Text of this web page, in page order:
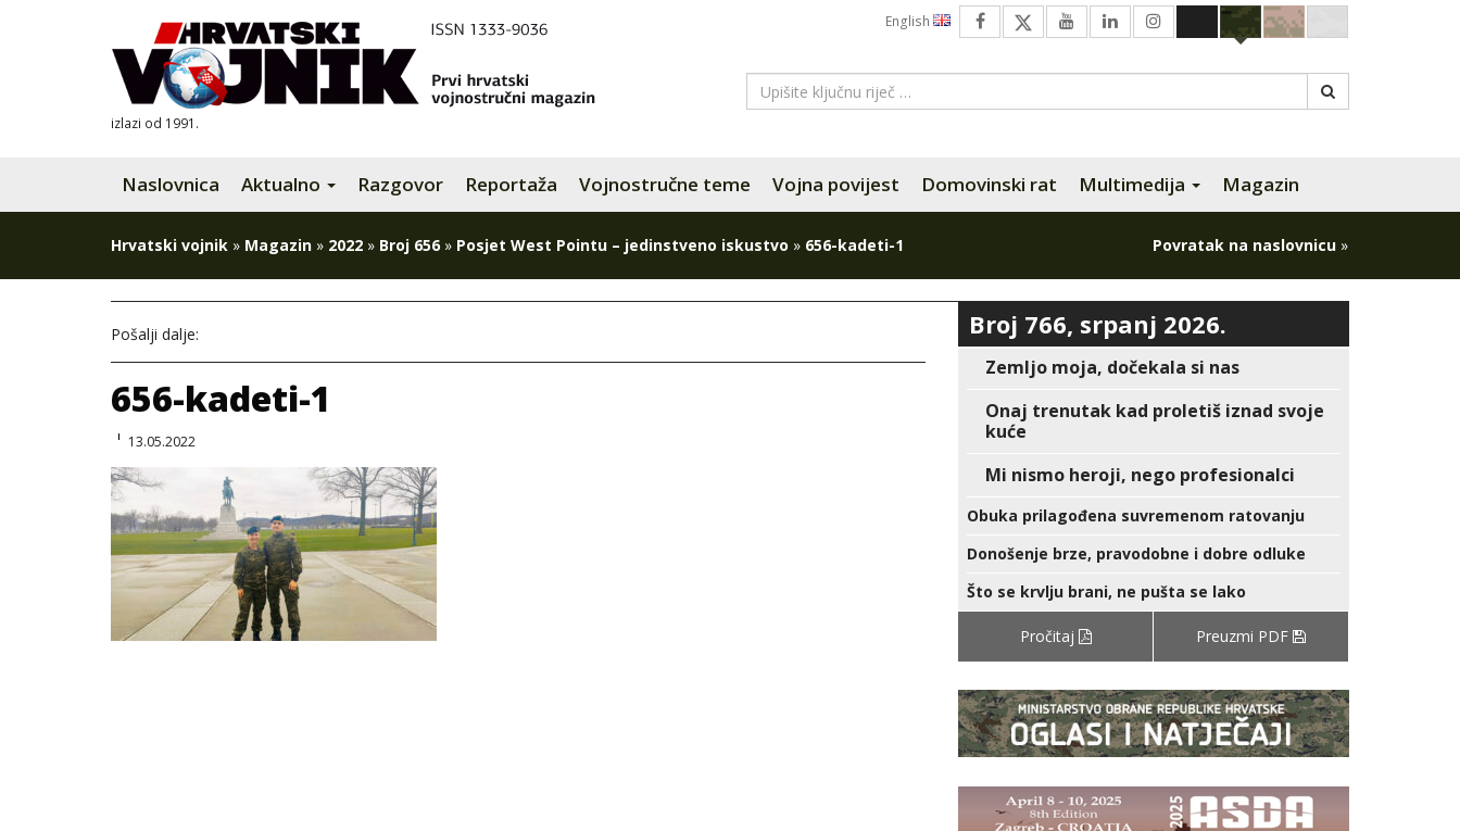
izlazi od 1991.
English
Naslovnica Aktualno Razgovor Reportaža Vojnostručne teme Vojna povijest Domovinski rat Multimedija Magazin
Hrvatski vojnik » Magazin » 2022 » Broj 656 » Posjet West Pointu – jedinstveno iskustvo » 656-kadeti-1 Povratak na naslovnicu »
Pošalji dalje:
656-kadeti-1
13.05.2022
Broj 766, srpanj 2026.
Zemljo moja, dočekala si nas
Onaj trenutak kad proletiš iznad svoje
kuće
Mi nismo heroji, nego profesionalci
Obuka prilagođena suvremenom ratovanju
Donošenje brze, pravodobne i dobre odluke
Što se krvlju brani, ne pušta se lako
Pročitaj Preuzmi PDF